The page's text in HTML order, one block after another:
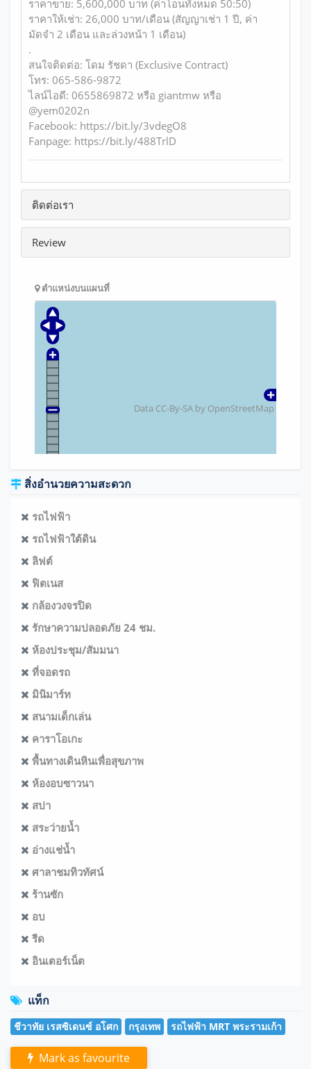
ราคาขาย: 5,600,000 บาท (ค่าโอนทั้งหมด 50:50)
ราคาให้เช่า: 26,000 บาท/เดือน (สัญญาเช่า 1 ปี, ค่า
มัดจำ 2 เดือน และล่วงหน้า 1 เดือน)
.
สนใจติดต่อ: โดม รัชดา (Exclusive Contract)
โทร: 065-586-9872
ไลน์ไอดี: 0655869872 หรือ giantmw หรือ
@yem0202n
Facebook: https://bit.ly/3vdegO8
Fanpage: https://bit.ly/488TrlD
ติดต่อเรา
Review
ตำแหน่งบนแผนที่
Data CC-By-SA by OpenStreetMap
สิ่งอำนวยความสะดวก
รถไฟฟ้า
รถไฟฟ้าใต้ดิน
ลิฟต์
ฟิตเนส
กล้องวงจรปิด
รักษาความปลอดภัย 24 ชม.
ห้องประชุม/สัมมนา
ที่จอดรถ
มินิมาร์ท
สนามเด็กเล่น
คาราโอเกะ
พื้นทางเดินหินเพื่อสุขภาพ
ห้องอบซาวนา
สปา
สระว่ายน้ำ
อ่างแช่น้ำ
ศาลาชมทิวทัศน์
ร้านซัก
อบ
รีด
อินเตอร์เน็ต
แท็ก
ชีวาทัย เรสซิเดนซ์ อโศก กรุงเทพ รถไฟฟ้า MRT พระรามเก้า
Mark as favourite